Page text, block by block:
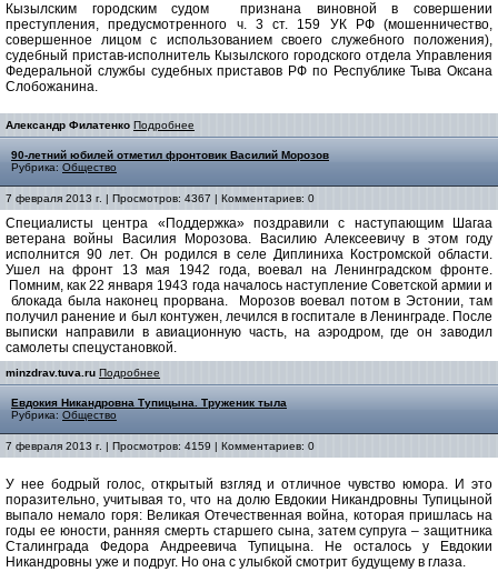
Кызылским городским судом признана виновной в совершении
преступления, предусмотренного ч. 3 ст. 159 УК РФ (мошенничество,
совершенное лицом с использованием своего служебного положения),
судебный пристав-исполнитель Кызылского городского отдела Управления
Федеральной службы судебных приставов РФ по Республике Тыва Оксана
Слобожанина.
Александр Филатенко Подробнее
90-летний юбилей отметил фронтовик Василий Морозов
Рубрика: Общество
7 февраля 2013 г. | Просмотров: 4367 | Комментариев: 0
Специалисты центра «Поддержка» поздравили с наступающим Шагаа
ветерана войны Василия Морозова. Василию Алексеевичу в этом году
исполнится 90 лет. Он родился в селе Диплиниха Костромской области.
Ушел на фронт 13 мая 1942 года, воевал на Ленинградском фронте.
Помним, как 22 января 1943 года началось наступление Советской армии и
блокада была наконец прорвана. Морозов воевал потом в Эстонии, там
получил ранение и был контужен, лечился в госпитале в Ленинграде. После
выписки направили в авиационную часть, на аэродром, где он заводил
самолеты спецустановкой.
minzdrav.tuva.ru Подробнее
Евдокия Никандровна Тупицына. Труженик тыла
Рубрика: Общество
7 февраля 2013 г. | Просмотров: 4159 | Комментариев: 0
У нее бодрый голос, открытый взгляд и отличное чувство юмора. И это
поразительно, учитывая то, что на долю Евдокии Никандровны Тупицыной
выпало немало горя: Великая Отечественная война, которая пришлась на
годы ее юности, ранняя смерть старшего сына, затем супруга – защитника
Сталинграда Федора Андреевича Тупицына. Не осталось у Евдокии
Никандровны уже и подруг. Но она с улыбкой смотрит будущему в глаза.